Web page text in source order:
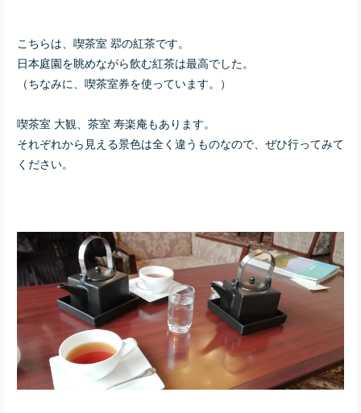
こちらは、喫茶室 翆の紅茶です。
日本庭園を眺めながら飲む紅茶は最高でした。
（ちなみに、喫茶室券を使っています。）
喫茶室 大観、茶室 寿楽庵もあります。
それぞれから見える景色は全く違うものなので、ぜひ行ってみて
ください。